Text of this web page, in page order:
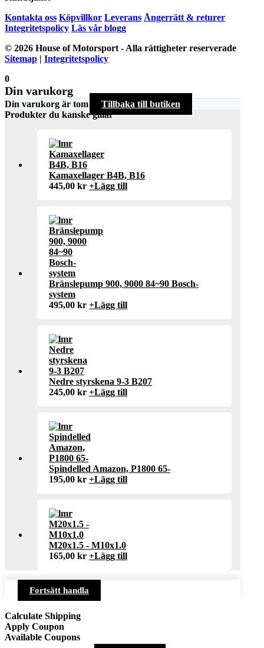
Kontakta oss Köpvillkor Leverans Ångerrätt & returer
Integritetspolicy Läs vår blogg
© 2026 House of Motorsport - Alla rättigheter reserverade
Sitemap | Integritetspolicy
0
Din varukorg
Din varukorg är tom
Tillbaka till butiken
Produkter du kanske gillar
Kamaxellager B4B, B16
445,00 kr +Lägg till
Bränslepump 900, 9000 84~90 Bosch-
system
495,00 kr +Lägg till
Nedre styrskena 9-3 B207
245,00 kr +Lägg till
Spindelled Amazon, P1800 65-
195,00 kr +Lägg till
M20x1.5 - M10x1.0
165,00 kr +Lägg till
Fortsätt handla
Calculate Shipping
Apply Coupon
Available Coupons